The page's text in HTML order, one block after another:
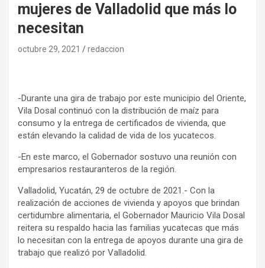
mujeres de Valladolid que más lo
necesitan
octubre 29, 2021 redaccion
-Durante una gira de trabajo por este municipio del Oriente,
Vila Dosal continuó con la distribución de maíz para
consumo y la entrega de certificados de vivienda, que
están elevando la calidad de vida de los yucatecos.
-En este marco, el Gobernador sostuvo una reunión con
empresarios restauranteros de la región.
Valladolid, Yucatán, 29 de octubre de 2021.- Con la
realización de acciones de vivienda y apoyos que brindan
certidumbre alimentaria, el Gobernador Mauricio Vila Dosal
reitera su respaldo hacia las familias yucatecas que más
lo necesitan con la entrega de apoyos durante una gira de
trabajo que realizó por Valladolid.